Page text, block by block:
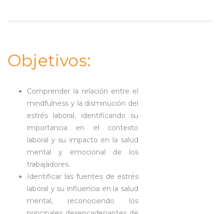
Objetivos:
Comprender la relación entre el
mindfulness y la disminución del
estrés laboral, identificando su
importancia en el contexto
laboral y su impacto en la salud
mental y emocional de los
trabajadores.
Identificar las fuentes de estrés
laboral y su influencia en la salud
mental, reconociendo los